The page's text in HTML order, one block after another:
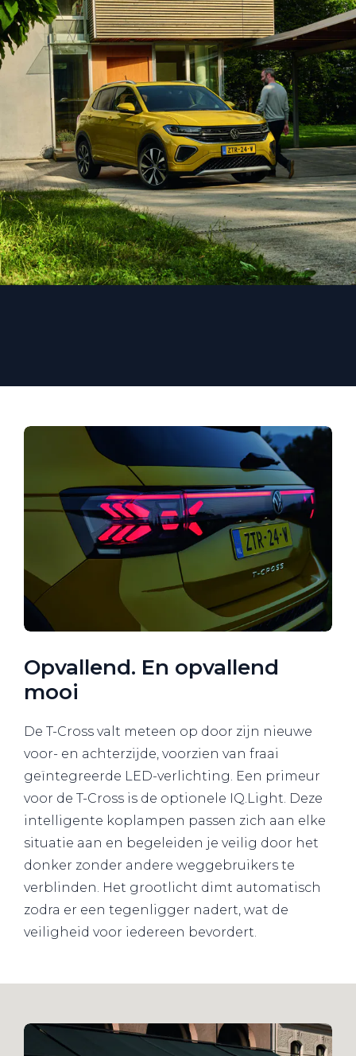
Opvallend. En opvallend
mooi
De T-Cross valt meteen op door zijn nieuwe
voor- en achterzijde, voorzien van fraai
geïntegreerde LED-verlichting. Een primeur
voor de T-Cross is de optionele IQ.Light. Deze
intelligente koplampen passen zich aan elke
situatie aan en begeleiden je veilig door het
donker zonder andere weggebruikers te
verblinden. Het grootlicht dimt automatisch
zodra er een tegenligger nadert, wat de
veiligheid voor iedereen bevordert.